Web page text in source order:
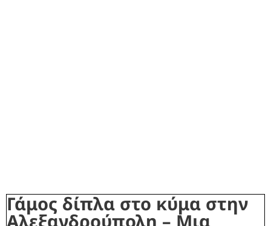
Γάμος δίπλα στο κύμα στην
Αλεξανδρούπολη – Μια